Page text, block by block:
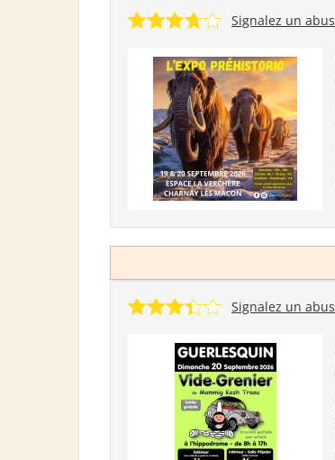
Signalez un abus
Signalez un abus